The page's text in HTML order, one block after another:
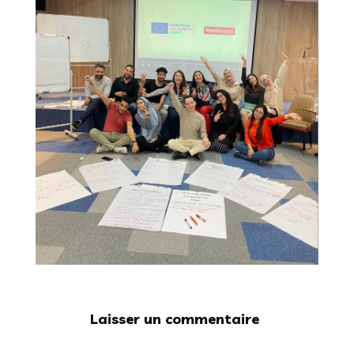
Laisser un commentaire